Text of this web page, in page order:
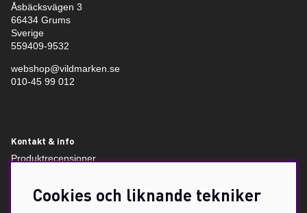
Åsbäcksvägen 3
66434 Grums
Sverige
559409-9532
webshop@vildmarken.se
010-45 99 012
Kontakt & info
Produktrecensioner
SupportCookies och liknande tekniker